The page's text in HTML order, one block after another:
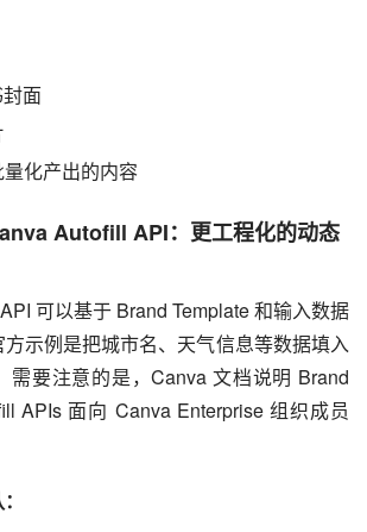
面
化产出的内容
Autofill API：更工程化的动态
可以基于 Brand Template 和输入数据
示例是把城市名、天气信息等数据填入
需要注意的是，Canva 文档说明 Brand
APIs 面向 Canva Enterprise 组织成员